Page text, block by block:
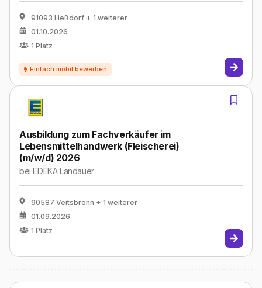
91093 Heßdorf + 1 weiterer
01.10.2026
1 Platz
Ausbildung zum Fachverkäufer im
Lebensmittelhandwerk (Fleischerei)
(m/w/d) 2026
beiEDEKA Landauer
90587 Veitsbronn + 1 weiterer
01.09.2026
1 Platz